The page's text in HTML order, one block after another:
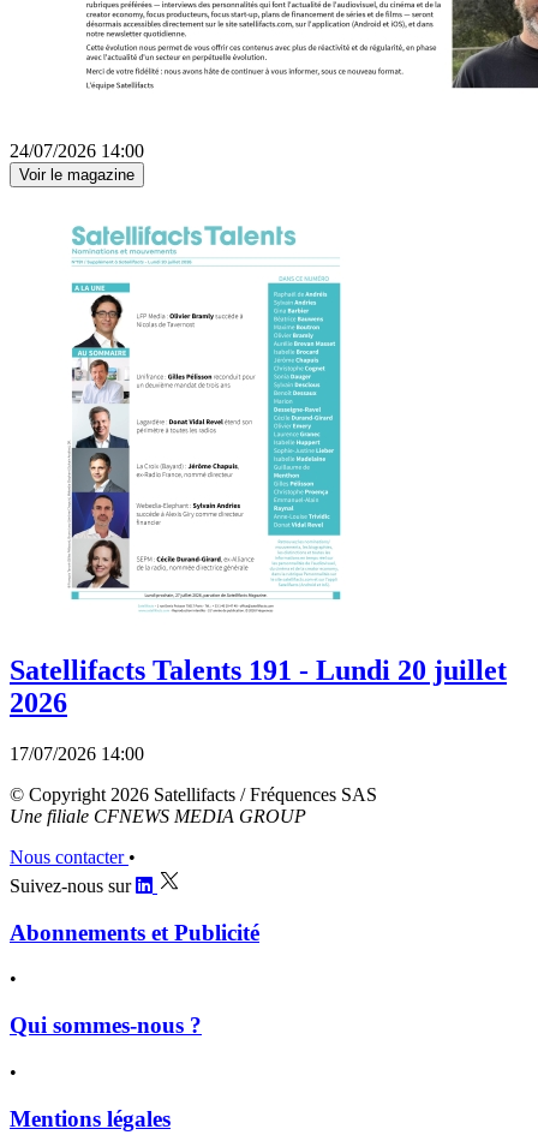
24/07/2026 14:00
Voir le magazine
Satellifacts Talents 191 - Lundi 20 juillet
2026
17/07/2026 14:00
© Copyright 2026 Satellifacts / Fréquences SAS
Une filiale CFNEWS MEDIA GROUP
Nous contacter •
Suivez-nous sur
Abonnements et Publicité
•
Qui sommes-nous ?
•
Mentions légales